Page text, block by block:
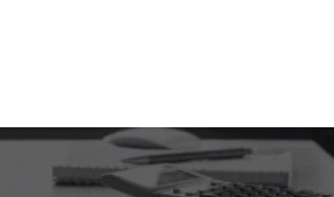
Nos dernières ventes